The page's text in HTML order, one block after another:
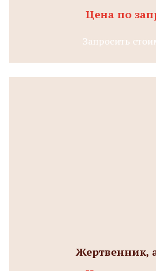
Цена по
Запросить
Жертвенник,